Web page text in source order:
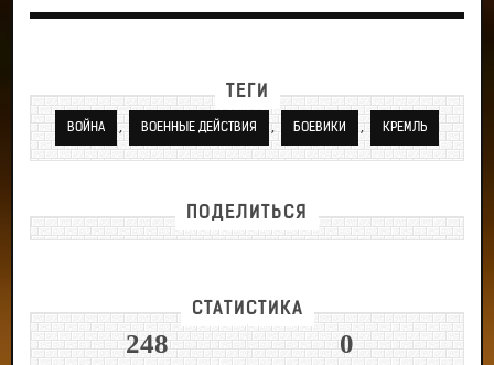
ТЕГИ
ВОЙНА , ВОЕННЫЕ ДЕЙСТВИЯ , БОЕВИКИ , КРЕМЛЬ
ПОДЕЛИТЬСЯ
СТАТИСТИКА
248 0